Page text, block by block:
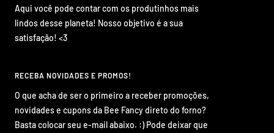
Aqui você pode contar com os produtinhos mais
lindos desse planeta! Nosso objetivo é a sua
satisfação! <3
RECEBA NOVIDADES E PROMOS!
O que acha de ser o primeiro a receber promoções,
novidades e cupons da Bee Fancy direto do forno?
Basta colocar seu e-mail abaixo. :) Pode deixar que